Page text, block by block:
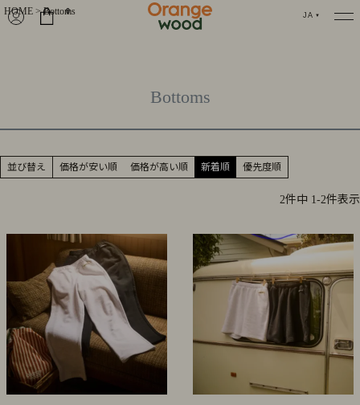
0 JA
HOME Bottoms
Bottoms
並び替え 価格が安い順 価格が高い順 新着順 優先度順
2件中 1-2件表示